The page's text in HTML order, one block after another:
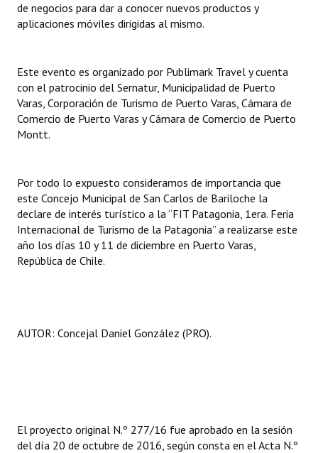
Registros y Distinciones
Premio al Mérito - Registro
Audiencias Públicas - Registro
Mujeres que Dejaron Huellas - Registro
Ciudadano Ilustre - Registro
Banca del Vecino - Registro
Huéspedes de Honor - Registro
Bariloche, Municipio intercultural
de negocios para dar a conocer nuevos productos y
aplicaciones móviles dirigidas al mismo.
Este evento es organizado por Publimark Travel y cuenta
con el patrocinio del Sernatur, Municipalidad de Puerto
Varas, Corporación de Turismo de Puerto Varas, Cámara de
Comercio de Puerto Varas y Cámara de Comercio de Puerto
Montt.
Por todo lo expuesto consideramos de importancia que
este Concejo Municipal de San Carlos de Bariloche la
declare de interés turístico a la “FIT Patagonia, 1era. Feria
Internacional de Turismo de la Patagonia” a realizarse este
año los días 10 y 11 de diciembre en Puerto Varas,
República de Chile.
AUTOR: Concejal Daniel González (PRO).
El proyecto original N.º 277/16 fue aprobado en la sesión
del día 20 de octubre de 2016, según consta en el Acta N.º